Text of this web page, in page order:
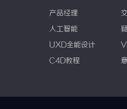
产品经理
人工智能
UXD全能设计
C4D教程